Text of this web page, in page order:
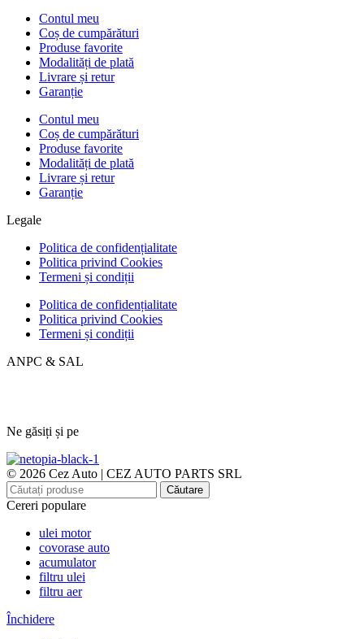
Contul meu
Coș de cumpărături
Produse favorite
Modalități de plată
Livrare și retur
Garanție
Contul meu
Coș de cumpărături
Produse favorite
Modalități de plată
Livrare și retur
Garanție
Legale
Politica de confidențialitate
Politica privind Cookies
Termeni și condiții
Politica de confidențialitate
Politica privind Cookies
Termeni și condiții
ANPC & SAL
Ne găsiți și pe
© 2026 Cez Auto | CEZ AUTO PARTS SRL
Căutare
Cereri populare
ulei motor
covorase auto
acumulator
filtru ulei
filtru aer
Închidere